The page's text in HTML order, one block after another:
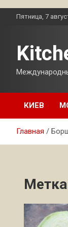
ПерейтиПятница, 7
КИЕВ
Главная